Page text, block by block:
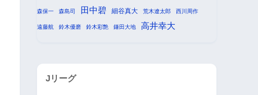
森保一 森島司 田中碧 細谷真大 荒木遼太郎 西川周作
遠藤航 鈴木優磨 鈴木彩艶 鎌田大地 高井幸大
Jリーグ